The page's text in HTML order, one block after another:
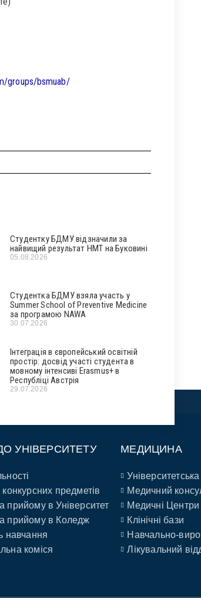
groups/bsmuab/
Студентку БДМУ відзначили за
найвищий результат НМТ на Буковині
05.08.2026
Студентка БДМУ взяла участь у
Summer School of Preventive Medicine
за програмою NAWA
30.07.2026
Інтеграція в європейський освітній
простір: досвід участі студента в
мовному інтенсиві Erasmus+ в
Республіці Австрія
29.07.2026
УНІВЕРСИТЕТУ
конкурсних предметів
прийому в Університет
прийому в Коледж
навчання
коміся
МЕДИЦИНА
Університетська
Медичний
Медичні Центри
Клінічні бази
Навчально-
Лікувальний